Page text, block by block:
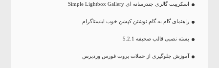
اسکریپت گالری چندرسانه ای Simple Lightbox Gallery
راهنمای گام به گام نوشتن کپشن خوب اینستاگرام
بسته نصبی قالب صحیفه 5.2.1
آموزش جلوگیری از حملات بروت فورس وردپرس